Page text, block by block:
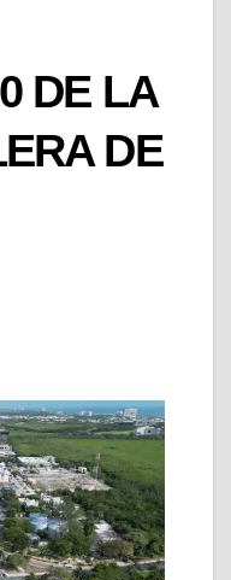
DE LA
DE